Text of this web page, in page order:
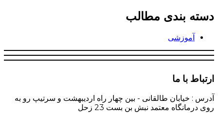
دسته بندی مطالب
آموزشی
ارتباط با ما
آدرس : خیابان طالقانی - بین چهار راه اردیبهشت و سرتیپ رو به
روی درمانگاه معتمد نبش بن بست 23 زحل